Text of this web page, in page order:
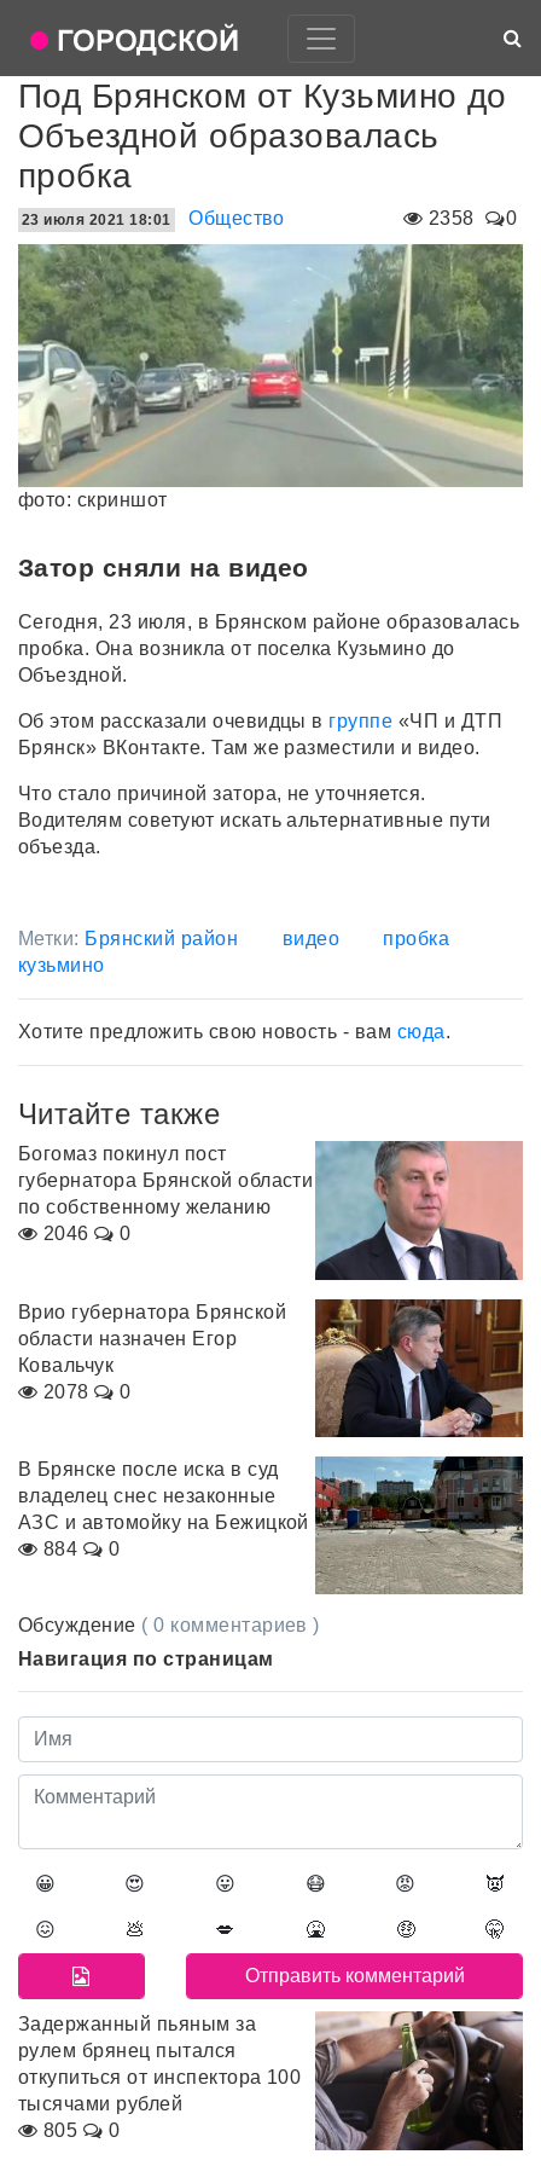
Под Брянском от Кузьмино до
Объездной образовалась
пробка
2358 0
23 июля 2021 18:01 Общество
фото: скриншот
Затор сняли на видео
Сегодня, 23 июля, в Брянском районе образовалась
пробка. Она возникла от поселка Кузьмино до
Объездной.
Об этом рассказали очевидцы в группе «ЧП и ДТП
Брянск» ВКонтакте. Там же разместили и видео.
Что стало причиной затора, не уточняется.
Водителям советуют искать альтернативные пути
объезда.
Метки: Брянский район видео
пробка
кузьмино
Хотите предложить свою новость - вам сюда.
Читайте также
Богомаз покинул пост
губернатора Брянской области
по собственному желанию
2046
0
Врио губернатора Брянской
области назначен Егор
Ковальчук
2078
0
В Брянске после иска в суд
владелец снес незаконные
АЗС и автомойку на Бежицкой
884
0
Обсуждение ( 0 комментариев )
Навигация по страницам
😀 😍 😛 😷 😡 👿
😖 💩 💋 🤮 🤑 🤫
Задержанный пьяным за
рулем брянец пытался
откупиться от инспектора 100
тысячами рублей
805
0